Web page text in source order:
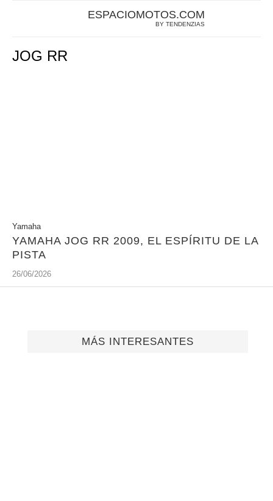
ESPACIOMOTOS.COM
BY TENDENZIAS
JOG RR
Yamaha
YAMAHA JOG RR 2009, EL ESPÍRITU DE LA
PISTA
26/06/2026
MÁS INTERESANTES